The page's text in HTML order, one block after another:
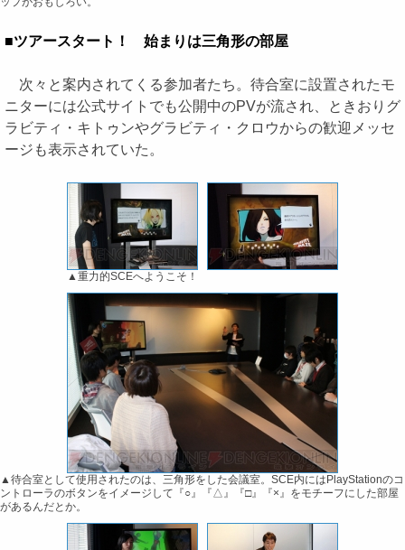
■ツアースタート！ 始まりは三角形の部屋
次々と案内されてくる参加者たち。待合室に設置されたモ
ニターには公式サイトでも公開中のPVが流され、ときおりグ
ラビティ・キトゥンやグラビティ・クロウからの歓迎メッセ
ージも表示されていた。
▲重力的SCEへようこそ！
▲待合室として使用されたのは、三角形をした会議室。SCE内にはPlayStationのコ
ントローラのボタンをイメージして『○』『△』『□』『×』をモチーフにした部屋
があるんだとか。